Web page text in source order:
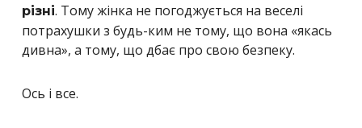
різні. Тому жінка не погоджується на веселі
потрахушки з будь-ким не тому, що вона «якась
дивна», а тому, що дбає про свою безпеку.
Ось і все.